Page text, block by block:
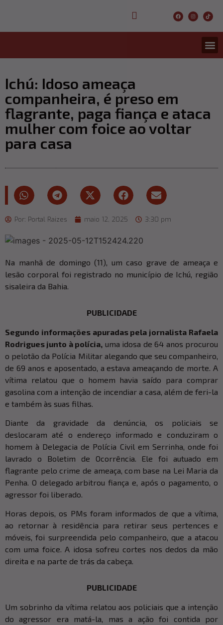
Ichú: Idoso ameaça
companheira, é preso em
flagrante, paga fiança e ataca
mulher com foice ao voltar
para casa
Por: Portal Raizes maio 12, 2025 3:30 pm
Na manhã de domingo (11), um caso grave de ameaça e
lesão corporal foi registrado no município de Ichú, região
sisaleira da Bahia.
PUBLICIDADE
Segundo informações apuradas pela jornalista Rafaela
Rodrigues junto à polícia, uma idosa de 64 anos procurou
o pelotão da Polícia Militar alegando que seu companheiro,
de 69 anos e aposentado, a estava ameaçando de morte. A
vítima relatou que o homem havia saído para comprar
gasolina com a intenção de incendiar a casa, além de feri-la
e também às suas filhas.
Diante da gravidade da denúncia, os policiais se
deslocaram até o endereço informado e conduziram o
homem à Delegacia de Polícia Civil em Serrinha, onde foi
lavrado o Boletim de Ocorrência. Ele foi autuado em
flagrante pelo crime de ameaça, com base na Lei Maria da
Penha. O delegado arbitrou fiança e, após o pagamento, o
agressor foi liberado.
Horas depois, os PMs foram informados de que a vítima,
ao retornar à residência para retirar seus pertences e
móveis, foi surpreendida pelo companheiro, que a atacou
com uma foice. A idosa sofreu cortes nos dedos da mão
direita e na parte de trás da cabeça.
PUBLICIDADE
Um sobrinho da vítima relatou aos policiais que a intenção
do agressor era matá-la, mas a ação foi contida por